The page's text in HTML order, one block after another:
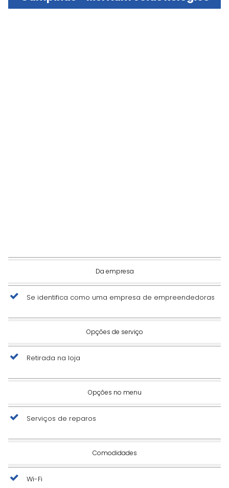
Da empresa
Se identifica como uma empresa de empreendedoras
Opções de serviço
Retirada na loja
Opções no menu
Serviços de reparos
Comodidades
Wi-Fi